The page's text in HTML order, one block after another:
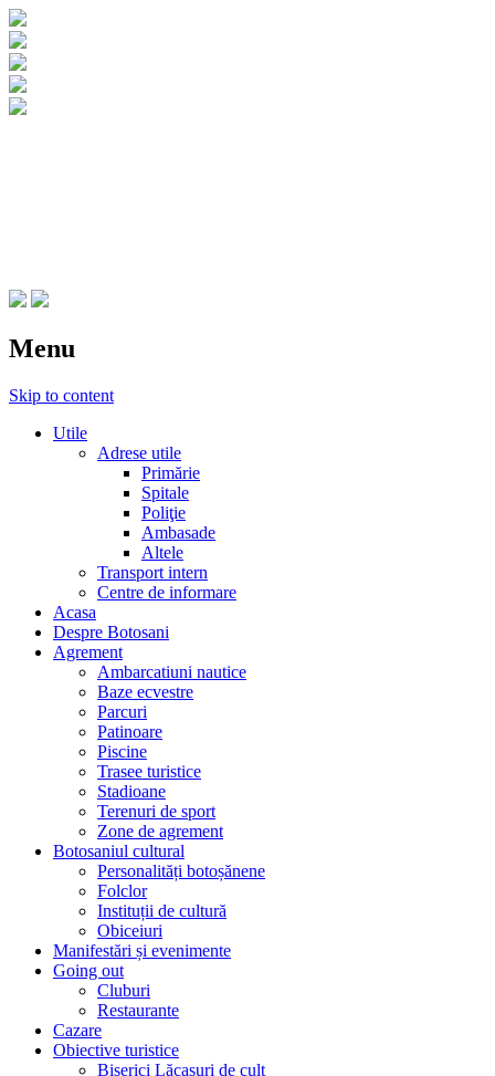
Menu
Skip to content
Utile
Adrese utile
Primărie
Spitale
Poliţie
Ambasade
Altele
Transport intern
Centre de informare
Acasa
Despre Botosani
Agrement
Ambarcatiuni nautice
Baze ecvestre
Parcuri
Patinoare
Piscine
Trasee turistice
Stadioane
Terenuri de sport
Zone de agrement
Botosaniul cultural
Personalități botoșănene
Folclor
Instituții de cultură
Obiceiuri
Manifestări și evenimente
Going out
Cluburi
Restaurante
Cazare
Obiective turistice
Biserici Lăcașuri de cult